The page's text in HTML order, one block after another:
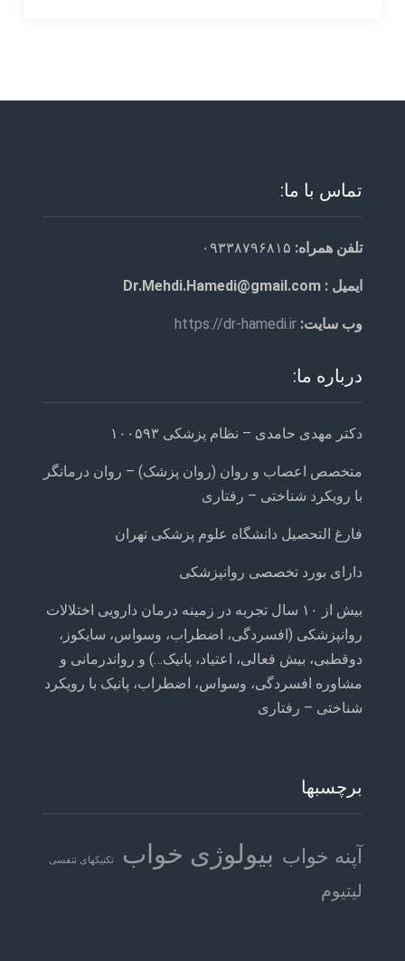
تماس با ما:
تلفن همراه: ۰۹۳۳۸۷۹۶۸۱۵
ایمیل : Dr.Mehdi.Hamedi@gmail.com
وب سایت: https://dr-hamedi.ir
درباره ما:
دکتر مهدی حامدی – نظام پزشکی ۱۰۰۵۹۳
متخصص اعصاب و روان (روان پزشک) – روان درمانگر
با رویکرد شناختی – رفتاری
فارغ التحصیل دانشگاه علوم پزشکی تهران
دارای بورد تخصصی روانپزشکی
بیش از ۱۰ سال تجربه در زمینه درمان دارویی اختلالات
روانپزشکی (افسردگی، اضطراب، وسواس، سایکوز،
دوقطبی، بیش فعالی، اعتیاد، پانیک…) و رواندرمانی و
مشاوره افسردگی، وسواس، اضطراب، پانیک با رویکرد
شناختی – رفتاری
برچسبها
آپنه خواب بیولوژی خواب تکنیکهای تنفسی
لیتیوم